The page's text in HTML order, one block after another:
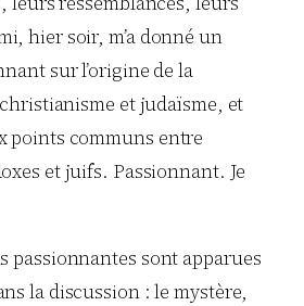
hier soir, m’a donné un
sur l’origine de la
et judaïsme, et
points communs entre
et juifs. Passionnant. Je
passionnantes sont apparues
la discussion : le mystère,